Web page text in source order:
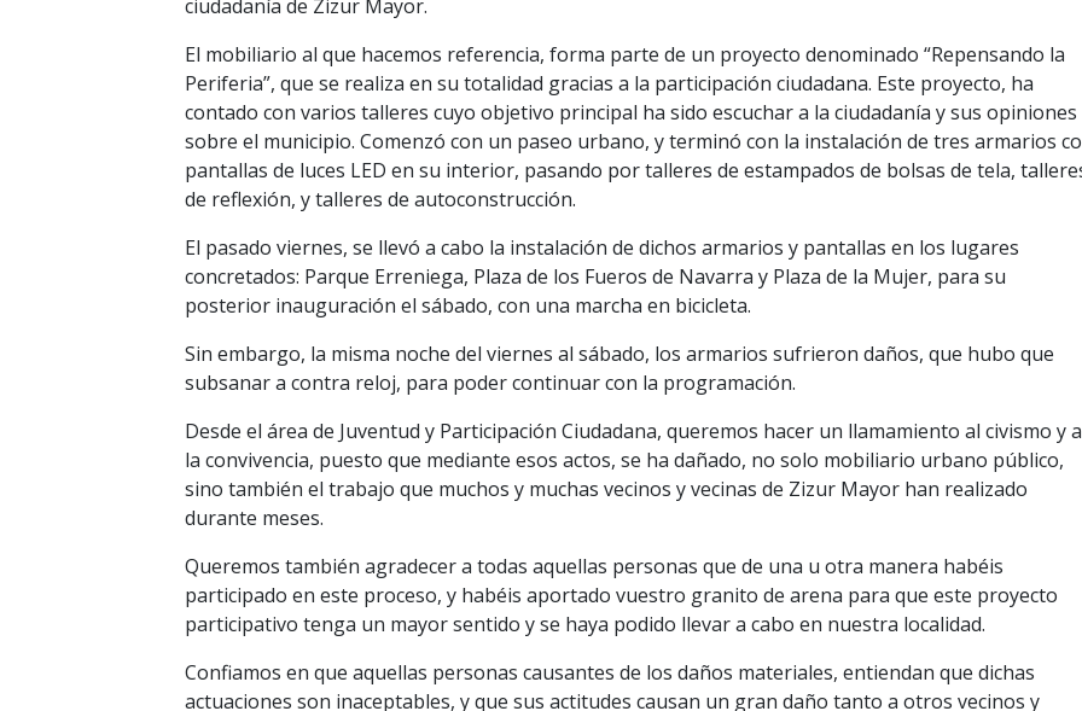
ciudadanía de Zizur Mayor.
El mobiliario al que hacemos referencia, forma parte de un proyecto denominado “Repensando la
Periferia”, que se realiza en su totalidad gracias a la participación ciudadana. Este proyecto, ha
contado con varios talleres cuyo objetivo principal ha sido escuchar a la ciudadanía y sus opiniones
sobre el municipio. Comenzó con un paseo urbano, y terminó con la instalación de tres armarios
pantallas de luces LED en su interior, pasando por talleres de estampados de bolsas de tela,
de reflexión, y talleres de autoconstrucción.
El pasado viernes, se llevó a cabo la instalación de dichos armarios y pantallas en los lugares
concretados: Parque Erreniega, Plaza de los Fueros de Navarra y Plaza de la Mujer, para su
posterior inauguración el sábado, con una marcha en bicicleta.
Sin embargo, la misma noche del viernes al sábado, los armarios sufrieron daños, que hubo que
subsanar a contra reloj, para poder continuar con la programación.
Desde el área de Juventud y Participación Ciudadana, queremos hacer un llamamiento al civismo y a
la convivencia, puesto que mediante esos actos, se ha dañado, no solo mobiliario urbano público,
sino también el trabajo que muchos y muchas vecinos y vecinas de Zizur Mayor han realizado
durante meses.
Queremos también agradecer a todas aquellas personas que de una u otra manera habéis
participado en este proceso, y habéis aportado vuestro granito de arena para que este proyecto
participativo tenga un mayor sentido y se haya podido llevar a cabo en nuestra localidad.
Confiamos en que aquellas personas causantes de los daños materiales, entiendan que dichas
actuaciones son inaceptables, y que sus actitudes causan un gran daño tanto a otros vecinos y